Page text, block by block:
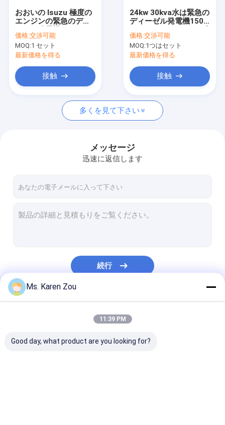
品質管理
引金 を 求め て ください
ディーゼル発電機セット
無声発電機セット
Yangdongのディーゼル発電機
海洋のディーゼル発電機
パーキンズのディーゼル発電機
移動式軽いタワー
おおいの Isuzu 極度の
エンジンの緊急のディ
メートル
価格:交渉可能
MOQ:1 セット
最新価格を得る
接触
24kw 30kva水は緊急の
ディーゼル発電機1500
度冷却しました
価格:交渉可能
MOQ:1つはセット
最新価格を得る
接触
多くを見て下さい
メッセージ
迅速に返信します
続行
Ms. Karen Zou
11:39 PM
Good day, what product are you looking for?